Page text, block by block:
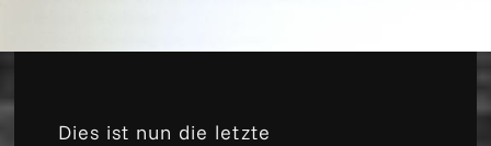
Dies ist nun die letzte